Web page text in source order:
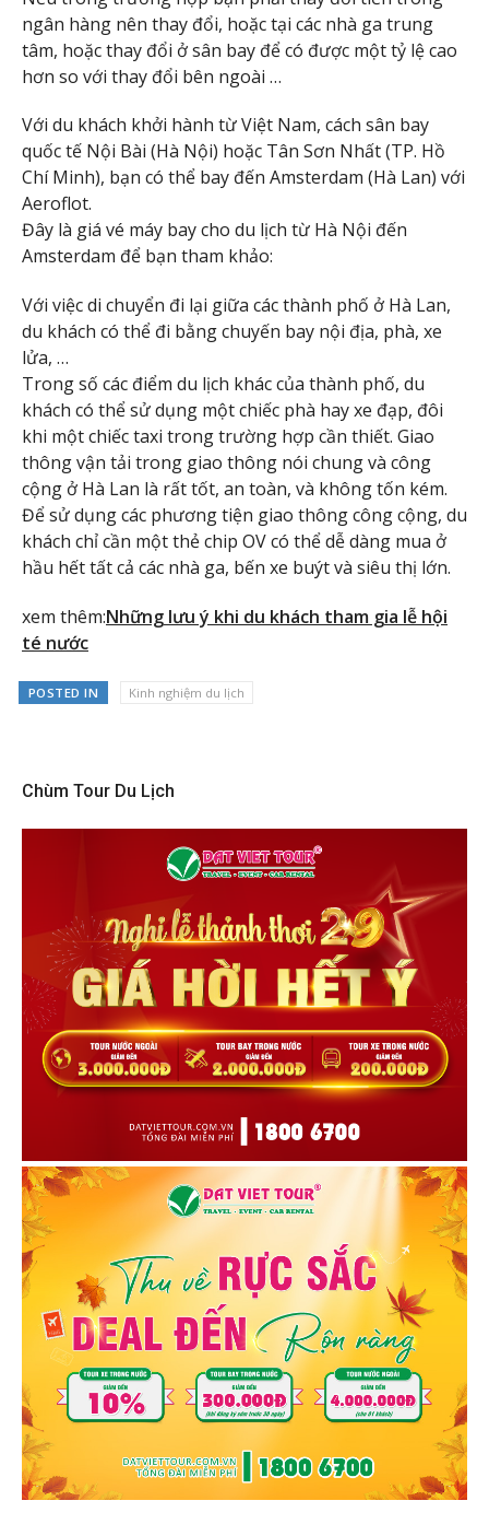
ngân hàng nên thay đổi, hoặc tại các nhà ga trung
tâm, hoặc thay đổi ở sân bay để có được một tỷ lệ cao
hơn so với thay đổi bên ngoài …
Với du khách khởi hành từ Việt Nam, cách sân bay
quốc tế Nội Bài (Hà Nội) hoặc Tân Sơn Nhất (TP. Hồ
Chí Minh), bạn có thể bay đến Amsterdam (Hà Lan) với
Aeroflot.
Đây là giá vé máy bay cho du lịch từ Hà Nội đến
Amsterdam để bạn tham khảo:
Với việc di chuyển đi lại giữa các thành phố ở Hà Lan,
du khách có thể đi bằng chuyến bay nội địa, phà, xe
lửa, …
Trong số các điểm du lịch khác của thành phố, du
khách có thể sử dụng một chiếc phà hay xe đạp, đôi
khi một chiếc taxi trong trường hợp cần thiết. Giao
thông vận tải trong giao thông nói chung và công
cộng ở Hà Lan là rất tốt, an toàn, và không tốn kém.
Để sử dụng các phương tiện giao thông công cộng, du
khách chỉ cần một thẻ chip OV có thể dễ dàng mua ở
hầu hết tất cả các nhà ga, bến xe buýt và siêu thị lớn.
xem thêm:Những lưu ý khi du khách tham gia lễ hội
té nước
POSTED IN Kinh nghiệm du lịch
Chùm Tour Du Lịch